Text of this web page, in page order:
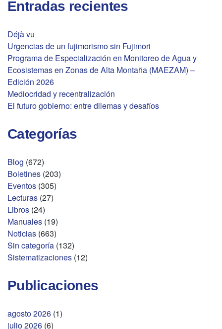
Entradas recientes
Déjà vu
Urgencias de un fujimorismo sin Fujimori
Programa de Especialización en Monitoreo de Agua y
Ecosistemas en Zonas de Alta Montaña (MAEZAM) –
Edición 2026
Mediocridad y recentralización
El futuro gobierno: entre dilemas y desafíos
Categorías
Blog (672)
Boletines (203)
Eventos (305)
Lecturas (27)
Libros (24)
Manuales (19)
Noticias (663)
Sin categoría (132)
Sistematizaciones (12)
Publicaciones
agosto 2026 (1)
julio 2026 (6)